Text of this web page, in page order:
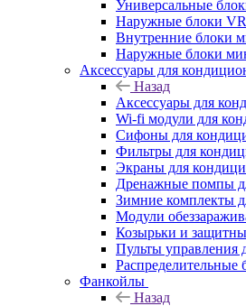
Универсальные
Наружные блоки
Внутренние блоки
Наружные блоки
Аксессуары для
Назад
Аксессуары для
Wi-fi модули для
Сифоны для
Фильтры для
Экраны для
Дренажные помпы
Зимние комплекты
Модули
Козырьки и
Пульты управления
Распределительные
Фанкойлы
Назад